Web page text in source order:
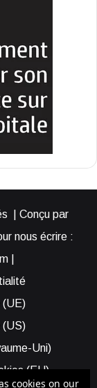
| Conçu par
nous écrire :
|
(UE)
(US)
Uni)
(EU)
cookies on our